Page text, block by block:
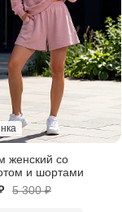
женский со
и шортами
5 300₽